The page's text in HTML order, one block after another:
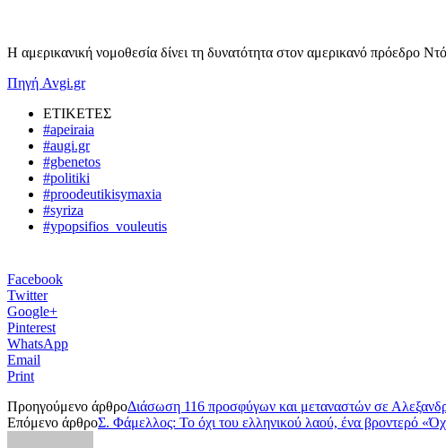
Η αμερικανική νομοθεσία δίνει τη δυνατότητα στον αμερικανό πρόεδρο
Πηγή Avgi.gr
ΕΤΙΚΕΤΕΣ
#apeiraia
#augi.gr
#gbenetos
#politiki
#proodeutikisymaxia
#syriza
#ypopsifios_vouleutis
Facebook
Twitter
Google+
Pinterest
WhatsApp
Email
Print
Προηγούμενο άρθροΔιάσωση 116 προσφύγων και μεταναστών σε
Επόμενο άρθροΣ. Φάμελλος: Το όχι του ελληνικού λαού, ένα βροντερό